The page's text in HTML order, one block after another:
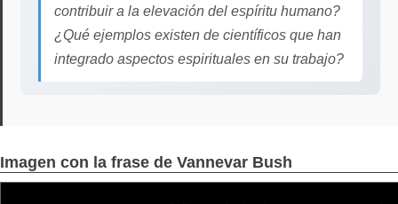
contribuir a la elevación del espíritu humano?
¿Qué ejemplos existen de científicos que han
integrado aspectos espirituales en su trabajo?
Imagen con la frase de Vannevar Bush